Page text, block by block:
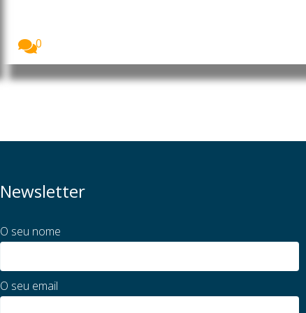
0
Newsletter
O seu nome
O seu email